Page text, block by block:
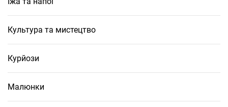
Культура та мистецтво
Курйози
Малюнки